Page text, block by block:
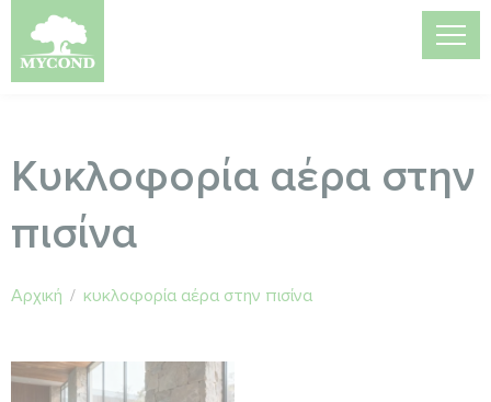
Κυκλοφορία αέρα στην
πισίνα
Αρχική / κυκλοφορία αέρα στην πισίνα